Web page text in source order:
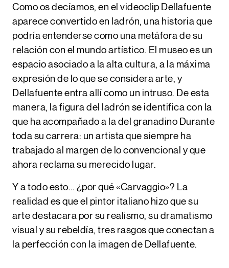
Como os decíamos, en el videoclip Dellafuente
aparece convertido en ladrón, una historia que
podría entenderse como una metáfora de su
relación con el mundo artístico. El museo es un
espacio asociado a la alta cultura, a la máxima
expresión de lo que se considera arte, y
Dellafuente entra allí como un intruso. De esta
manera, la figura del ladrón se identifica con la
que ha acompañado a la del granadino Durante
toda su carrera: un artista que siempre ha
trabajado al margen de lo convencional y que
ahora reclama su merecido lugar.
Y a todo esto… ¿por qué «Carvaggio»? La
realidad es que el pintor italiano hizo que su
arte destacara por su realismo, su dramatismo
visual y su rebeldía, tres rasgos que conectan a
la perfección con la imagen de Dellafuente.